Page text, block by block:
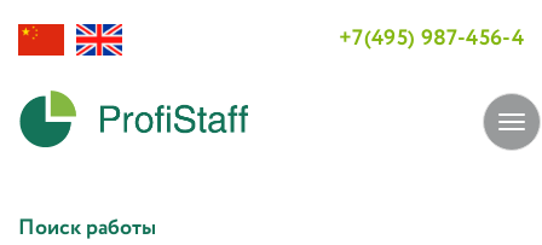
+7(495) 987-456-4
Поиск работы